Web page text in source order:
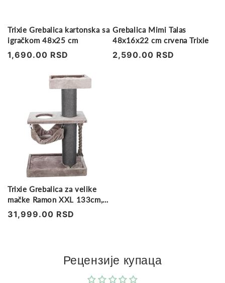
Trixie Grebalica kartonska sa
igračkom 48x25 cm
Regularna
1,690.00 RSD
Grebalica Mimi Talas
48x16x22 cm crvena Trixie
Regularna
2,590.00 RSD
Trixie Grebalica za velike
mačke Ramon XXL 133cm,
belo/siva
Regularna
31,999.00 RSD
Рецензије купаца